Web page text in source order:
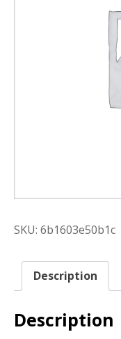
SKU: 6b1603e50b1c
Description
Description